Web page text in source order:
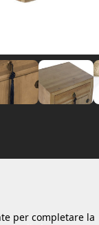
per completare la